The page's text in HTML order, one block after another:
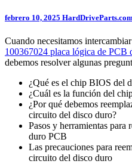
febrero 10, 2025 HardDriveParts.com
Cuando necesitamos
100367024 placa lógica de PCB
debemos resolver algunas
¿Qué es el chip BIOS del
¿Cuál es la función del
¿Por qué debemos
circuito del disco duro?
Pasos y herramientas
duro PCB
Las precauciones para
circuito del disco duro